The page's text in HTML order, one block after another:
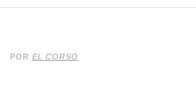
POR EL CORSO